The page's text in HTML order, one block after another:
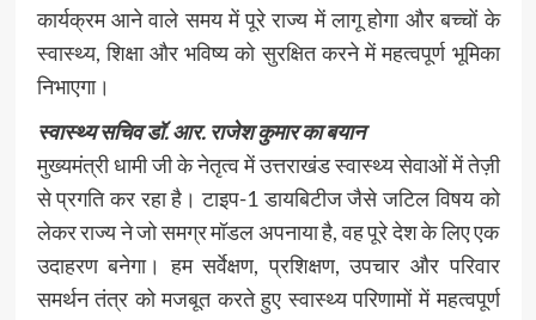
कार्यक्रम आने वाले समय में पूरे राज्य में लागू होगा और बच्चों के
स्वास्थ्य, शिक्षा और भविष्य को सुरक्षित करने में महत्वपूर्ण भूमिका
निभाएगा।
स्वास्थ्य सचिव डॉ. आर. राजेश कुमार का बयान
मुख्यमंत्री धामी जी के नेतृत्व में उत्तराखंड स्वास्थ्य सेवाओं में तेज़ी
से प्रगति कर रहा है। टाइप-1 डायबिटीज जैसे जटिल विषय को
लेकर राज्य ने जो समग्र मॉडल अपनाया है, वह पूरे देश के लिए एक
उदाहरण बनेगा। हम सर्वेक्षण, प्रशिक्षण, उपचार और परिवार
समर्थन तंत्र को मजबूत करते हुए स्वास्थ्य परिणामों में महत्वपूर्ण